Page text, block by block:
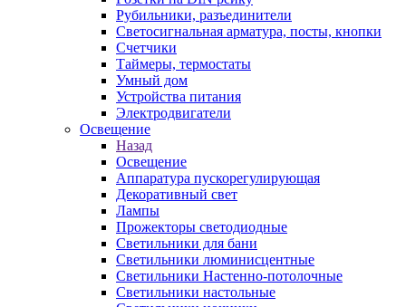
Рубильники, разъединители
Светосигнальная арматура, посты, кнопки
Счетчики
Таймеры, термостаты
Умный дом
Устройства питания
Электродвигатели
Освещение
Назад
Освещение
Аппаратура пускорегулирующая
Декоративный свет
Лампы
Прожекторы светодиодные
Светильники для бани
Светильники люминисцентные
Светильники Настенно-потолочные
Светильники настольные